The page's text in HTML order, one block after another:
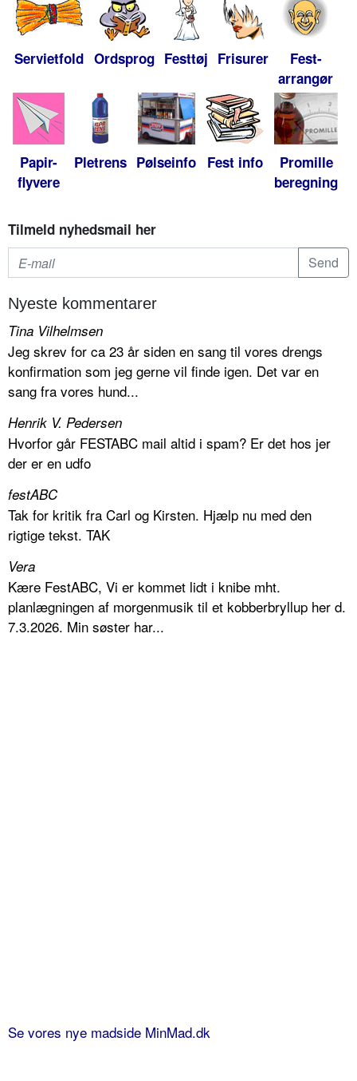
Servietfold Ordsprog Festtøj Frisurer
Fest-
arrangør
Papir-
flyvere
Pletrens Pølseinfo Fest info
Promille
beregning
Tilmeld nyhedsmail her
Nyeste kommentarer
Tina Vilhelmsen
Jeg skrev for ca 23 år siden en sang til vores drengs
konfirmation som jeg gerne vil finde igen. Det var en
sang fra vores hund...
Henrik V. Pedersen
Hvorfor går FESTABC mail altid i spam? Er det hos jer
der er en udfo
festABC
Tak for kritik fra Carl og Kirsten. Hjælp nu med den
rigtige tekst. TAK
Vera
Kære FestABC, Vi er kommet lidt i knibe mht.
planlægningen af morgenmusik til et kobberbryllup her d.
7.3.2026. Min søster har...
Se vores nye madside MinMad.dk